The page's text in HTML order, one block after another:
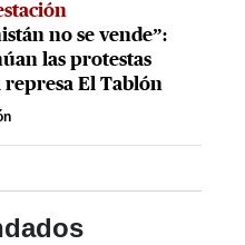
no se vende”:
las protestas
represa El Tablón